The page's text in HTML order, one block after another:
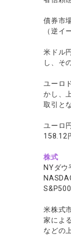
債券市
（逆
米ドル
し、そ
ユーロ
かし、
取引と
ユーロ
158.12
株式
NYダ
米株式
家によ
などの